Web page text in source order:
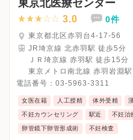
東京北医療センター
3.0 0件
東京都北区赤羽台4-17-56
JR埼京線 北赤羽駅 徒歩5分
ＪＲ埼京線 赤羽駅 徒歩15分
東京メトロ南北線 赤羽岩淵
電話番号： 03-5963-3311
女医在籍 人工授精 体外受精
不妊カウンセリング 駅近 不妊治
卵管鏡下卵管形成術 不妊検査